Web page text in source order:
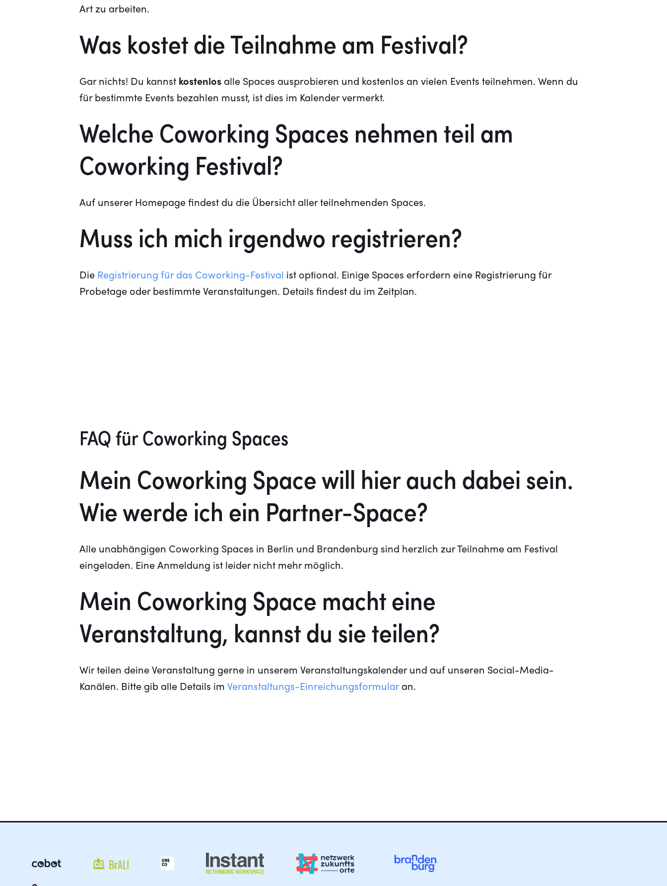
Art zu arbeiten.
Was kostet die Teilnahme am Festival?
Gar nichts! Du kannst kostenlos alle Spaces ausprobieren und kostenlos an vielen Events teilnehmen. Wenn du
für bestimmte Events bezahlen musst, ist dies im Kalender vermerkt.
Welche Coworking Spaces nehmen teil am
Coworking Festival?
Auf unserer Homepage findest du die Übersicht aller teilnehmenden Spaces.
Muss ich mich irgendwo registrieren?
Die Registrierung für das Coworking-Festival ist optional. Einige Spaces erfordern eine Registrierung für
Probetage oder bestimmte Veranstaltungen. Details findest du im Zeitplan.
FAQ für Coworking Spaces
Mein Coworking Space will hier auch dabei sein.
Wie werde ich ein Partner-Space?
Alle unabhängigen Coworking Spaces in Berlin und Brandenburg sind herzlich zur Teilnahme am Festival
eingeladen. Eine Anmeldung ist leider nicht mehr möglich.
Mein Coworking Space macht eine
Veranstaltung, kannst du sie teilen?
Wir teilen deine Veranstaltung gerne in unserem Veranstaltungskalender und auf unseren Social-Media-
Kanälen. Bitte gib alle Details im Veranstaltungs-Einreichungsformularan.